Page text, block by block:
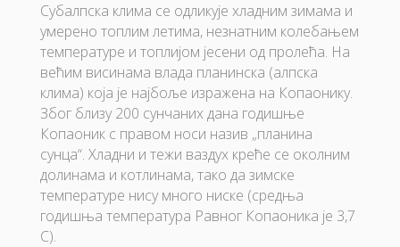
Субалпска клима се одликује хладним зимама и
умерено топлим летима, незнатним колебањем
температуре и топлијом јесени од пролећа. На
већим висинама влада планинска (алпска
клима) која је најбоље изражена на Копаонику.
Због близу 200 сунчаних дана годишње
Копаоник с правом носи назив „планина
сунца“. Хладни и тежи ваздух креће се околним
долинама и котлинама, тако да зимске
температуре нису много ниске (средња
годишња температура Равног Копаоника је 3,7
C).